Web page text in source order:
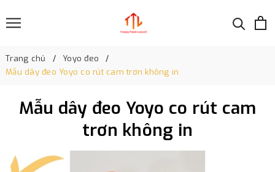
Trang chủ
Yoyo đeo
Mẫu dây đeo Yoyo co rút cam trơn không in
Mẫu dây đeo Yoyo co rút cam
trơn không in